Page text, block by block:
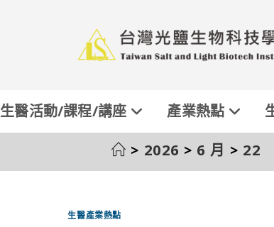
生醫活動/課程/講座 產業熱點
> 2026 > 6 月 > 22
生醫產業熱點